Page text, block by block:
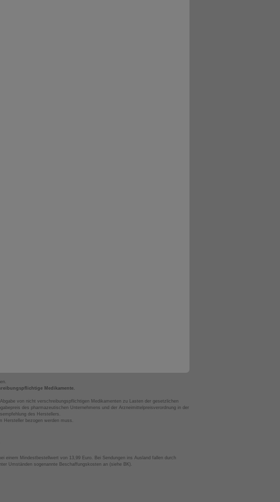
Medikamente.
von nicht verschreibungspflichtigen Medikamenten zu Lasten der gesetzlichen
des pharmazeutischen Unternehmens und der Arzneimittelpreisverordnung in der
des Herstellers.
Hersteller bezogen werden muss.
einem Mindestbestellwert von 13,99 Euro. Bei Sendungen ins Ausland fallen durch
Umständen sogenannte Beschaffungskosten an (siehe BK).